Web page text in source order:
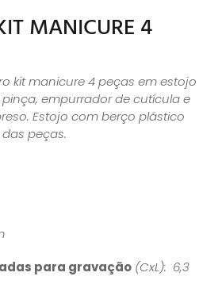
MANICURE 4
kit manicure 4 peças em estojo
pinça, empurrador de cutícula e
Estojo com berço plástico
peças.
para gravação (CxL): 6,3